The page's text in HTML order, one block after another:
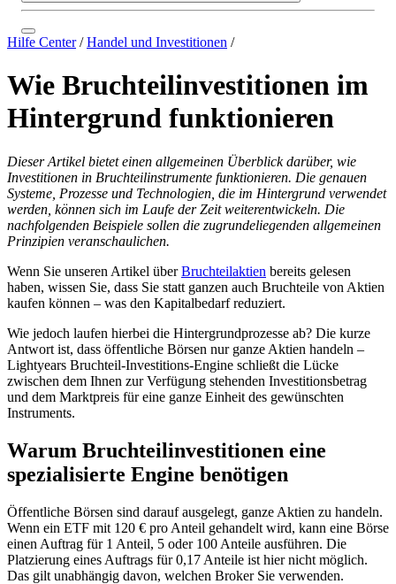
Hilfe Center/Handel und Investitionen /
Wie Bruchteilinvestitionen im
Hintergrund funktionieren
Dieser Artikel bietet einen allgemeinen Überblick darüber, wie
Investitionen in Bruchteilinstrumente funktionieren. Die genauen
Systeme, Prozesse und Technologien, die im Hintergrund verwendet
werden, können sich im Laufe der Zeit weiterentwickeln. Die
nachfolgenden Beispiele sollen die zugrundeliegenden allgemeinen
Prinzipien veranschaulichen.
Wenn Sie unseren Artikel überBruchteilaktien bereits gelesen
haben, wissen Sie, dass Sie statt ganzen auch Bruchteile von Aktien
kaufen können – was den Kapitalbedarf reduziert.
Wie jedoch laufen hierbei die Hintergrundprozesse ab? Die kurze
Antwort ist, dass öffentliche Börsen nur ganze Aktien handeln –
Lightyears Bruchteil-Investitions-Engine schließt die Lücke
zwischen dem Ihnen zur Verfügung stehenden Investitionsbetrag
und dem Marktpreis für eine ganze Einheit des gewünschten
Instruments.
Warum Bruchteilinvestitionen eine
spezialisierte Engine benötigen
Öffentliche Börsen sind darauf ausgelegt, ganze Aktien zu handeln.
Wenn ein ETF mit 120 € pro Anteil gehandelt wird, kann eine Börse
einen Auftrag für 1 Anteil, 5 oder 100 Anteile ausführen. Die
Platzierung eines Auftrags für 0,17 Anteile ist hier nicht möglich.
Das gilt unabhängig davon, welchen Broker Sie verwenden.